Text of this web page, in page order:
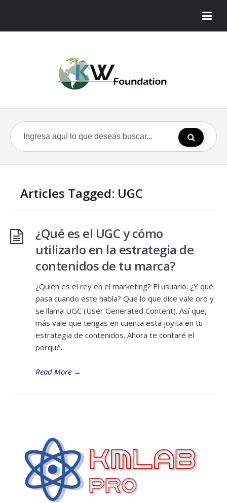
Articles Tagged: UGC
¿Qué es el UGC y cómo
utilizarlo en la estrategia de
contenidos de tu marca?
¿Quién es el rey en el marketing? El usuario. ¿Y qué
pasa cuando este habla? Que lo que dice vale oro y
se llama UGC (User Generated Content). Así que,
más vale que tengas en cuenta esta joyita en tu
estrategia de contenidos. Ahora te contaré el
porqué.
Read More →